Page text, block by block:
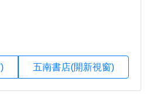
五南書店(開新視窗)